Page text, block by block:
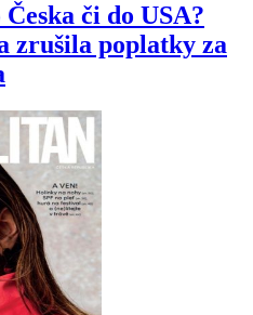
či do USA?
zrušila poplatky za